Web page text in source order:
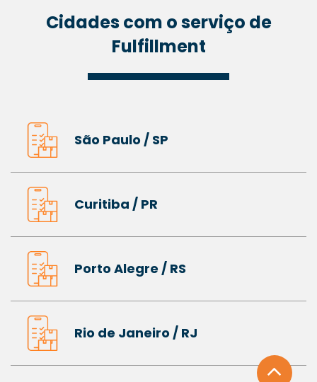
Cidades com o serviço de
Fulfillment
São Paulo / SP
Curitiba / PR
Porto Alegre / RS
Rio de Janeiro / RJ